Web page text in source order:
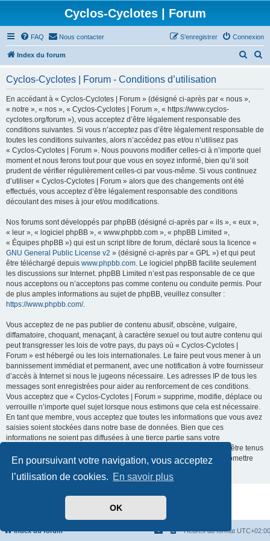
En poursuivant votre navigation, vous acceptez
l’utilisation de cookies. En savoir plus
OK
Cyclos-Cyclotes | Forum
FAQ Nous contacter Connexion
S’enregistrer
Index du forum
r
h
e
Cyclos-Cyclotes | Forum - Conditions d’utilisation
En accédant à « Cyclos-Cyclotes | Forum » (désigné ci-après par « nous »,
« notre », « nos », « Cyclos-Cyclotes | Forum », « https://www.cyclos-
cyclotes.org/forum »), vous acceptez d’être légalement responsable des
conditions suivantes. Si vous n’acceptez pas d’être légalement responsable de
toutes les conditions suivantes, alors n’accédez pas et/ou n’utilisez pas
« Cyclos-Cyclotes | Forum ». Nous pouvons modifier celles-ci à n’importe quel
moment et nous ferons tout pour que vous en soyez informé, bien qu’il soit
prudent de vérifier régulièrement celles-ci par vous-même. Si vous continuez
d’utiliser « Cyclos-Cyclotes | Forum » alors que des changements ont été
effectués, vous acceptez d’être légalement responsable des conditions
découlant des mises à jour et/ou modifications.
Nos forums sont développés par phpBB (désigné ci-après par « ils », « eux »,
« leur », « logiciel phpBB », « www.phpbb.com », « phpBB Limited »,
« Équipes phpBB ») qui est un script libre de forum, déclaré sous la licence «
GNU General Public License v2 » (désigné ci-après par « GPL ») et qui peut
être téléchargé depuis www.phpbb.com. Le logiciel phpBB facilite seulement
les discussions sur Internet. phpBB Limited n’est pas responsable de ce que
nous acceptons ou n’acceptons pas comme contenu ou conduite permis. Pour
de plus amples informations au sujet de phpBB, veuillez consulter :
https://www.phpbb.com/.
Vous acceptez de ne pas publier de contenu abusif, obscène, vulgaire,
diffamatoire, choquant, menaçant, à caractère sexuel ou tout autre contenu qui
peut transgresser les lois de votre pays, du pays où « Cyclos-Cyclotes |
Forum » est hébergé ou les lois internationales. Le faire peut vous mener à un
bannissement immédiat et permanent, avec une notification à votre fournisseur
d’accès à Internet si nous le jugeons nécessaire. Les adresses IP de tous les
messages sont enregistrées pour aider au renforcement de ces conditions.
Vous acceptez que « Cyclos-Cyclotes | Forum » supprime, modifie, déplace ou
verrouille n’importe quel sujet lorsque nous estimons que cela est nécessaire.
En tant que membre, vous acceptez que toutes les informations que vous avez
saisies soient stockées dans notre base de données. Bien que ces
informations ne soient pas diffusées à une tierce partie sans votre
consentement, ni « Cyclos-Cyclotes | Forum », ni phpBB ne pourront être tenus
comme responsables en cas de tentative de piratage visant à compromettre
Index du forum Heures au format UTC+02:00
Développé parphpBB® Forum Software © phpBB Limited
Traduit par
Confidentialité|Conditions